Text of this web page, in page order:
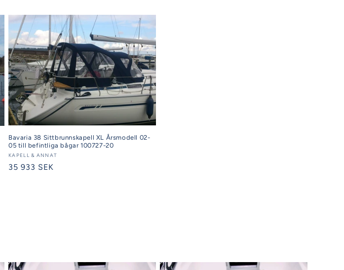
Bavaria 38 Sittbrunnskapell XL Årsmodell 02-
05 till befintliga bågar 100727-20
Säljare:
KAPELL & ANNAT
Ordinarie
35 933 SEK